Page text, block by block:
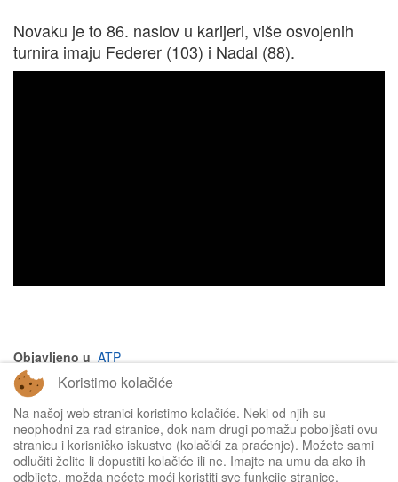
Novaku je to 86. naslov u karijeri, više osvojenih
turnira imaju Federer (103) i Nadal (88).
Objavljeno u ATP
Koristimo kolačiće
Na našoj web stranici koristimo kolačiće. Neki od njih su
neophodni za rad stranice, dok nam drugi pomažu poboljšati ovu
stranicu i korisničko iskustvo (kolačići za praćenje). Možete sami
odlučiti želite li dopustiti kolačiće ili ne. Imajte na umu da ako ih
odbijete, možda nećete moći koristiti sve funkcije stranice.